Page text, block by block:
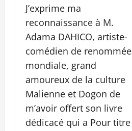
J’exprime ma
reconnaissance à M.
Adama DAHICO, artiste-
comédien de renommée
mondiale, grand
amoureux de la culture
Malienne et Dogon de
m’avoir offert son livre
dédicacé qui a Pour titre